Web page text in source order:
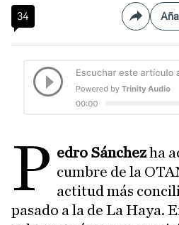
34
P edro Sánchezha
cumbre de la
actitud más
pasado a la de La Haya.